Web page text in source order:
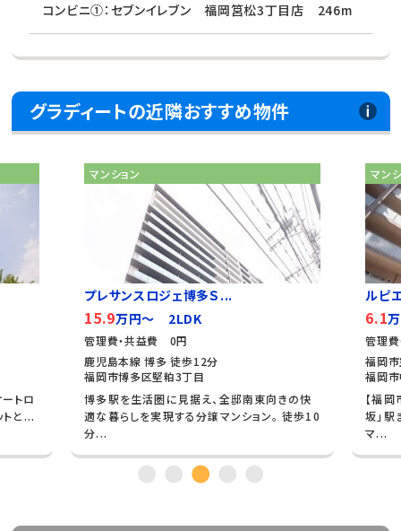
コンビニ①：セブンイレブン 福岡筥松3丁目店 246m
グラディートの近隣おすすめ物件
トロ
トと...
マンション
プレサンスロジェ博多Ｓ...
15.9万円～ 2LDK
管理費・共益費 0円
鹿児島本線 博多 徒歩12分
福岡市博多区堅粕3丁目
博多駅を生活圏に見据え、全邸南東向きの快
適な暮らしを実現する分譲マンション。 徒歩10
分...
マン
ルピ
6.1
管理
福岡
福岡
【福
坂」
マ...